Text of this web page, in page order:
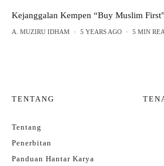
Kejanggalan Kempen “Buy Muslim First”
A. MUZIRU IDHAM · 5 YEARS AGO · 5 MIN
TENTANG
Tentang
Penerbitan
Panduan Hantar Karya